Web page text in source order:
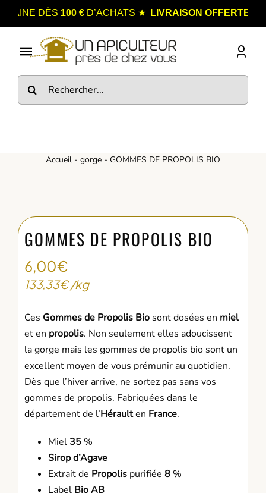
PasserDÈS100 €D’ACHATS★ LIVRAISON OFFERTEEN
Toggle
Navigation
Contact
Rechercher:
Accueil - gorge - GOMMES DE PROPOLIS BIO
GOMMES DE PROPOLIS BIO
6,00€
133,33€ /kg
Ces Gommes de Propolis Biosont dosées en miel
et en propolis. Non seulement elles adoucissent
la gorge mais les gommes de propolis bio sont un
excellent moyen de vous prémunir au quotidien.
Dès que l’hiver arrive, ne sortez pas sans vos
gommes de propolis. Fabriquées dans le
département de l’Héraulten France.
Miel 35 %
Sirop d’Agave
Extrait de Propolispurifiée 8%
Label Bio AB